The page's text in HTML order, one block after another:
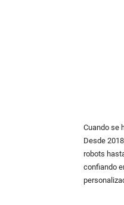
Cuando se
Desde
robots
confiando